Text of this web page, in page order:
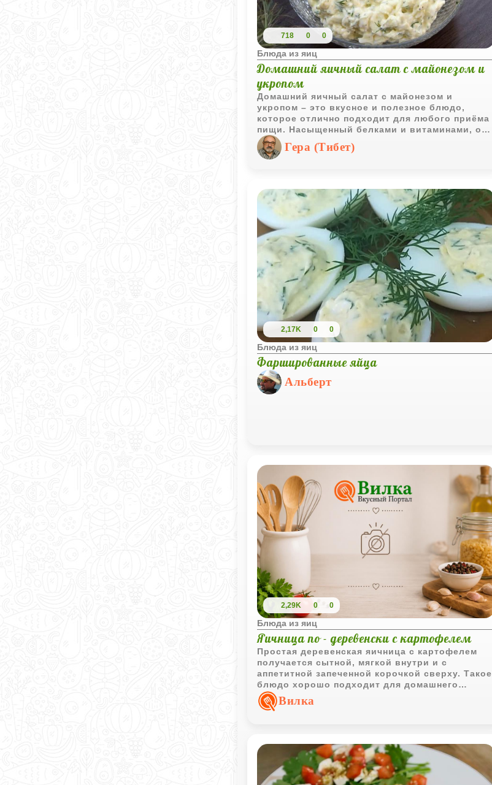
718 0 0
Блюда из яиц
Домашний яичный салат с майонезом и
укропом
Домашний яичный салат с майонезом и
укропом – это вкусное и полезное блюдо,
которое отлично подходит для любого приёма
пищи. Насыщенный белками и витаминами, он
придаёт свежесть благодаря укропу и
аппетитность благодаря специям. Этот салат
можно подавать на завтрак, обед или ужин. Он
универсальным и любимым блюдом.
Гера (Тибет)
2,17K 0 0
Блюда из яиц
Фаршированные яйца
Альберт
2,29K 0 0
Блюда из яиц
Яичница по - деревенски с картофелем
Простая деревенская яичница с картофелем
получается сытной, мягкой внутри и с
аппетитной запеченной корочкой сверху. Такое
блюдо хорошо подходит для домашнего
завтрака или быстрого ужина.
Вилка